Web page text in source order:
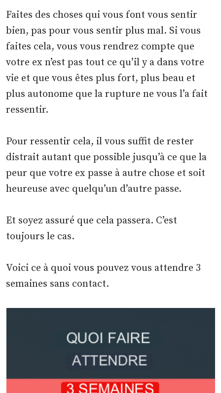
Faites des choses qui vous font vous sentir
bien, pas pour vous sentir plus mal. Si vous
faites cela, vous vous rendrez compte que
votre ex n’est pas tout ce qu’il y a dans votre
vie et que vous êtes plus fort, plus beau et
plus autonome que la rupture ne vous l’a fait
ressentir.
Pour ressentir cela, il vous suffit de rester
distrait autant que possible jusqu’à ce que la
peur que votre ex passe à autre chose et soit
heureuse avec quelqu’un d’autre passe.
Et soyez assuré que cela passera. C’est
toujours le cas.
Voici ce à quoi vous pouvez vous attendre 3
semaines sans contact.